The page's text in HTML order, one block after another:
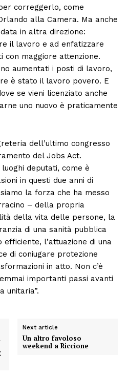
correggerlo, come
alla Camera. Ma anche
in altra direzione:
il lavoro e ad enfatizzare
maggiore attenzione.
aumentati i posti di lavoro,
è stato il lavoro povero. E
se vieni licenziato anche
uno nuovo è praticamente
dell’ultimo congresso
del Jobs Act.
deputati, come è
in questi due anni di
la forza che ha messo
– della propria
della vita delle persone, la
di una sanità pubblica
l’attuazione di una
di coniugare protezione
in atto. Non c’è
importanti passi avanti
unitaria”.
Next article
Un altro favoloso
weekend a Riccione